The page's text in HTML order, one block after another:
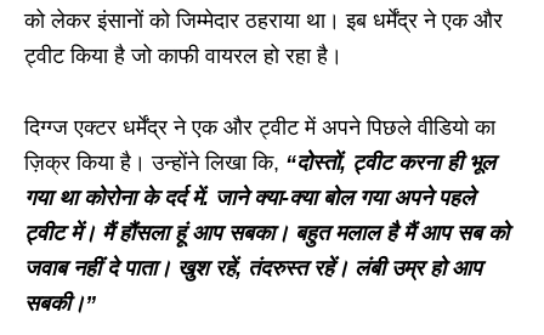
को लेकर इंसानों को जिम्मेदार ठहराया था। इब धर्मेंद्र ने एक और
ट्वीट किया है जो काफी वायरल हो रहा है।
दिग्ग्ज एक्टर धर्मेंद्र ने एक और ट्वीट में अपने पिछले वीडियो का
ज़िक्र किया है। उन्होंने लिखा कि, “दोस्तों, ट्वीट करना ही भूल
गया था कोरोना के दर्द में. जाने क्या-क्या बोल गया अपने पहले
ट्वीट में। मैं हौंसला हूं आप सबका। बहुत मलाल है मैं आप सब को
जवाब नहीं दे पाता। खुश रहें, तंदरुस्त रहें। लंबी उम्र हो आप
सबकी।”